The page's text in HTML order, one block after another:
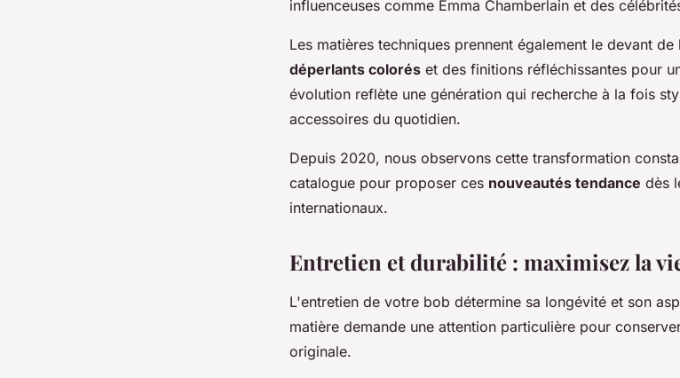
influenceuses comme Emma Chamberlain et des
Les matières techniques prennent également le devant
déperlants colorés et des finitions réfléchissantes pour
évolution reflète une génération qui recherche à la fois
accessoires du quotidien.
Depuis 2020, nous observons cette transformation
catalogue pour proposer ces nouveautés tendance dès
internationaux.
Entretien et durabilité : maximisez la
L'entretien de votre bob détermine sa longévité et son
matière demande une attention particulière pour
originale.